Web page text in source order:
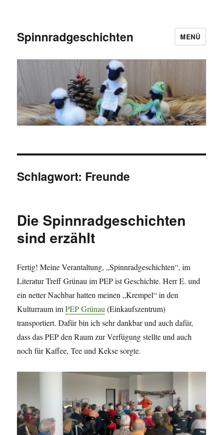
Spinnradgeschichten MENÜ
Schlagwort: Freunde
Die Spinnradgeschichten
sind erzählt
Fertig! Meine Verantaltung, „Spinnradgeschichten“, im
Literatur Treff Grünau im PEP ist Geschichte. Herr E. und
ein netter Nachbar hatten meinen „Krempel“ in den
Kulturraum imPEP Grünau(Einkaufszentrum)
transportiert. Dafür bin ich sehr dankbar und auch dafür,
dass das PEP den Raum zur Verfügung stellte und auch
noch für Kaffee, Tee und Kekse sorgte.